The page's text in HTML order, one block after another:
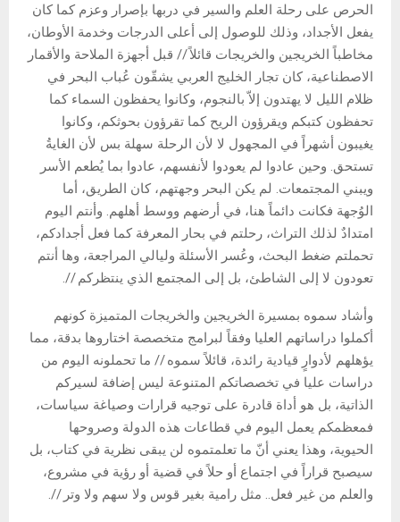
الحرص على رحلة العلم والسير في دربها بإصرار وعزم كما كان
يفعل الأجداد، وذلك للوصول إلى أعلى الدرجات وخدمة الأوطان،
مخاطباً الخريجين والخريجات قائلاً // قبل أجهزة الملاحة والأقمار
الاصطناعية، كان تجار الخليج العربي يشقّون عُباب البحر في
ظلام الليل لا يهتدون إلاّ بالنجوم، وكانوا يحفظون السماء كما
تحفظون كتبكم ويقرؤون الريح كما تقرؤون بحوثكم، وكانوا
يغيبون أشهراً في المجهول لا لأن الرحلة سهلة بس لأن الغايةُ
تستحق. وحين عادوا لم يعودوا لأنفسهم، عادوا بما يُطعم الأسر
ويبني المجتمعات. لم يكن البحر وجهتهم، كان الطريق، أما
الوُجهة فكانت دائماً هنا، في أرضهم ووسط أهلهم. وأنتم اليوم
امتدادٌ لذلك التراث، رحلتم في بحار المعرفة كما فعل أجدادكم،
تحملتم ضغط البحث، وعُسر الأسئلة وليالي المراجعة، وها أنتم
تعودون لا إلى الشاطئ، بل إلى المجتمع الذي ينتظركم //.
وأشاد سموه بمسيرة الخريجين والخريجات المتميزة كونهم
أكملوا دراساتهم العليا وفقاً لبرامج متخصصة اختاروها بدقة، مما
يؤهلهم لأدوارٍ قيادية رائدة، قائلاً سموه // ما تحملونه اليوم من
دراسات عليا في تخصصاتكم المتنوعة ليس إضافة لسيركم
الذاتية، بل هو أداة قادرة على توجيه قرارات وصياغة سياسات،
فمعظمكم يعمل اليوم في قطاعات هذه الدولة وصروحها
الحيوية، وهذا يعني أنّ ما تعلمتموه لن يبقى نظرية في كتاب، بل
سيصبح قراراً في اجتماع أو حلاً في قضية أو رؤية في مشروع،
والعلم من غير فعل.. مثل رامية بغير قوس ولا سهم ولا وتر //.